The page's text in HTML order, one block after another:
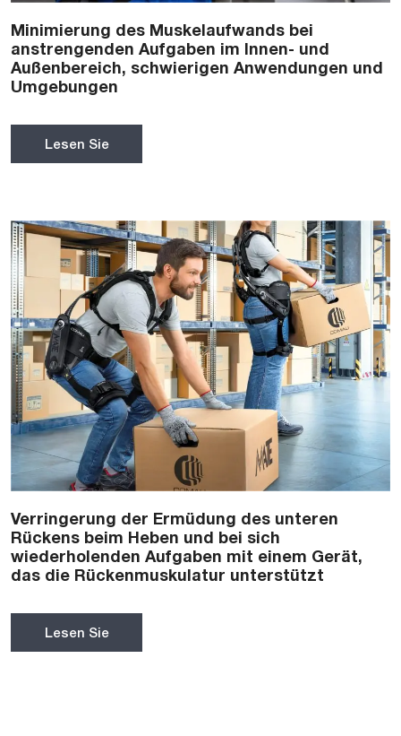
Minimierung des Muskelaufwands bei
anstrengenden Aufgaben im Innen- und
Außenbereich, schwierigen Anwendungen und
Umgebungen
Lesen Sie
Verringerung der Ermüdung des unteren
Rückens beim Heben und bei sich
wiederholenden Aufgaben mit einem Gerät,
das die Rückenmuskulatur unterstützt
Lesen Sie